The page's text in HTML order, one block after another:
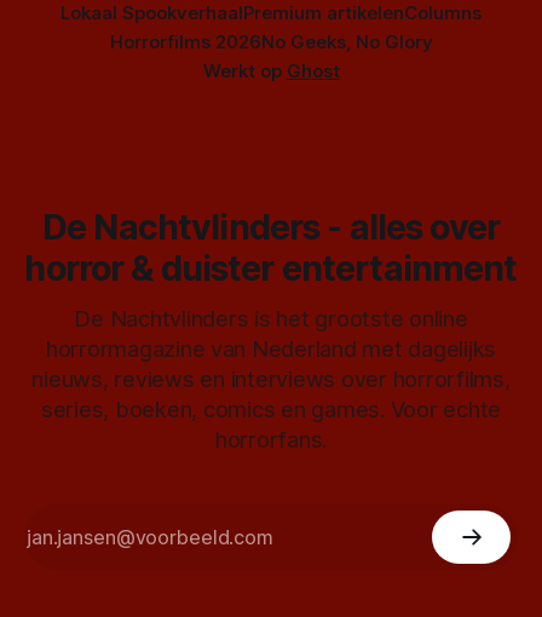
Lokaal SpookverhaalPremium artikelenColumns
Horrorfilms 2026No Geeks, No Glory
Werkt op Ghost
De Nachtvlinders - alles over
horror & duister entertainment
De Nachtvlinders is het grootste online
horrormagazine van Nederland met dagelijks
nieuws, reviews en interviews over horrorfilms,
series, boeken, comics en games. Voor echte
horrorfans.